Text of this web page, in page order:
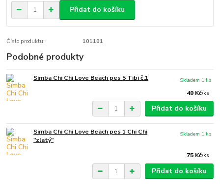
Přidat do košíku
Číslo produktu: 101101
Podobné produkty
Simba Chi Chi Love Beach pes 5 Tibi č.1
49 Kč/ks
Skladem 1 ks
Přidat do košíku
Simba Chi Chi Love Beach pes 1 Chi Chi
"zlatý"
75 Kč/ks
Skladem 1 ks
Přidat do košíku